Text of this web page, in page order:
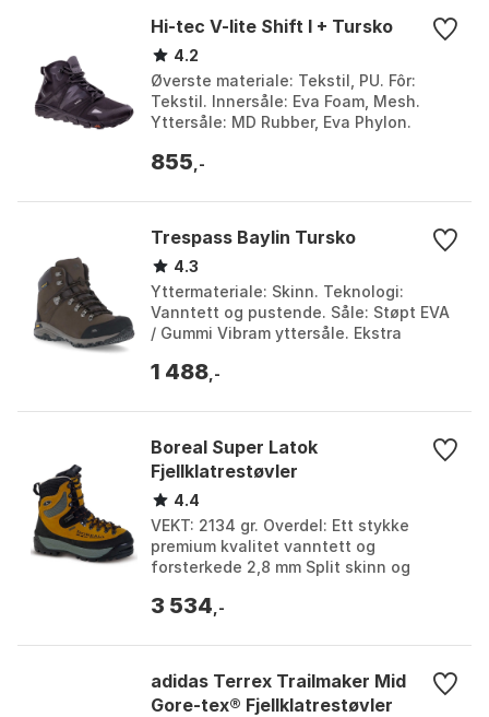
Hi-tec V-lite Shift I + Tursko
4.2
Øverste materiale: Tekstil, PU. Fôr:
Tekstil. Innersåle: Eva Foam, Mesh.
Yttersåle: MD Rubber, Eva Phylon.
855 ,-
Trespass Baylin Tursko
4.3
Yttermateriale: Skinn. Teknologi:
Vanntett og pustende. Såle: Støpt EVA
/ Gummi Vibram yttersåle. Ekstra
krage. Farge: Brown. ...
1 488 ,-
Boreal Super Latok
Fjellklatrestøvler
4.4
VEKT: 2134 gr. Overdel: Ett stykke
premium kvalitet vanntett og
forsterkede 2,8 mm Split skinn og
med side forsterkninger f...
3 534 ,-
adidas Terrex Trailmaker Mid
Gore-tex® Fjellklatrestøvler